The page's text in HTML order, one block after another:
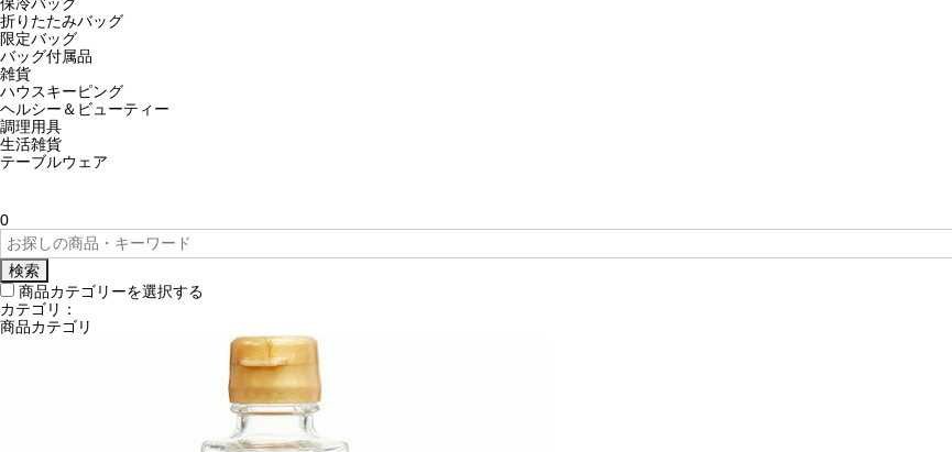
折りたたみバッグ
限定バッグ
バッグ付属品
雑貨
ハウスキーピング
ヘルシー＆ビューティー
調理用具
生活雑貨
テーブルウェア
0
検索
商品カテゴリーを選択する
カテゴリ：
商品カテゴリ